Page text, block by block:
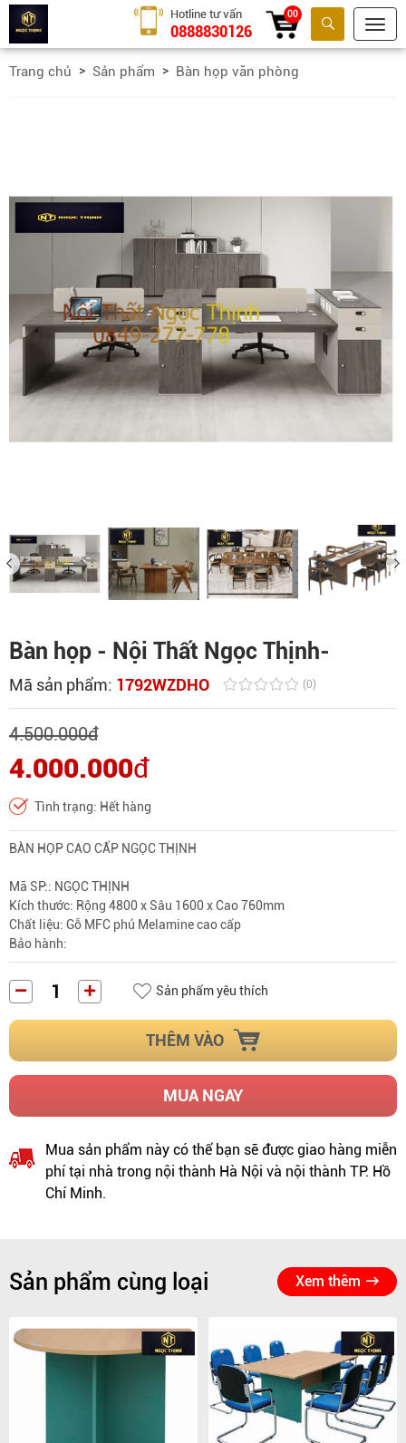
Tìm kiếm
Hotline tư vấn
0888830126
00
Trang chủ Sản phẩm Bàn họp văn phòng
Bàn họp - Nội Thất Ngọc Thịnh-
Mã sản phẩm: 1792WZDHO (0)
4.500.000đ
4.000.000đ
Tình trạng: Hết hàng
BÀN HỌP CAO CẤP NGỌC THỊNH
Mã SP:: NGỌC THỊNH
Kích thước: Rộng 4800 x Sâu 1600 x Cao 760mm
Chất liệu: Gỗ MFC phủ Melamine cao cấp
Bảo hành:
Sản phẩm yêu thích
THÊM VÀO
MUA NGAY
Mua sản phẩm này có thể bạn sẽ được giao hàng miễn
phí tại nhà trong nội thành Hà Nội và nội thành TP. Hồ
Chí Minh.
Sản phẩm cùng loại Xem thêm